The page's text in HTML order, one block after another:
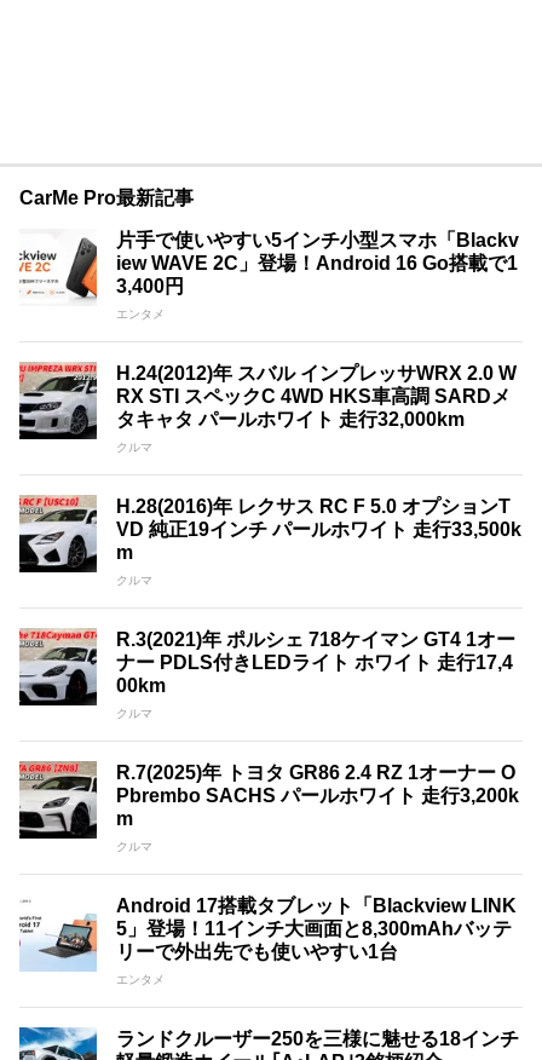
CarMe Pro最新記事
片手で使いやすい5インチ小型スマホ「Blackv
iew WAVE 2C」登場！Android 16 Go搭載で1
3,400円
エンタメ
H.24(2012)年 スバル インプレッサWRX 2.0 W
RX STI スペックC 4WD HKS車高調 SARDメ
タキャタ パールホワイト 走行32,000km
クルマ
H.28(2016)年 レクサス RC F 5.0 オプションT
VD 純正19インチ パールホワイト 走行33,500k
m
クルマ
R.3(2021)年 ポルシェ 718ケイマン GT4 1オー
ナー PDLS付きLEDライト ホワイト 走行17,4
00km
クルマ
R.7(2025)年 トヨタ GR86 2.4 RZ 1オーナー O
Pbrembo SACHS パールホワイト 走行3,200k
m
クルマ
Android 17搭載タブレット「Blackview LINK
5」登場！11インチ大画面と8,300mAhバッテ
リーで外出先でも使いやすい1台
エンタメ
ランドクルーザー250を三様に魅せる18インチ